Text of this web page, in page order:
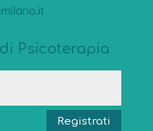
Psicoterapia
Registrati